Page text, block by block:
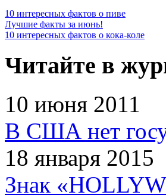
10 интересных фактов о пиве
Лучшие факты за июнь!
10 интересных фактов о кока-коле
Читайте в
10 июня 2011
В США нет
18 января 2015
Знак